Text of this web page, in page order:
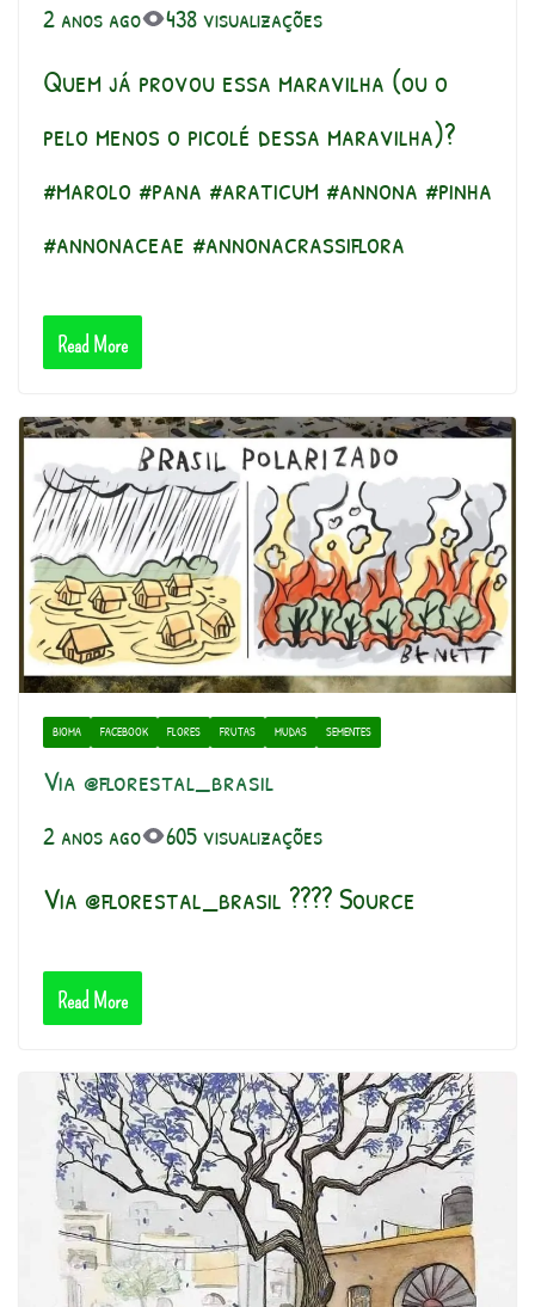
2 anos ago 438 visualizações
Quem já provou essa maravilha (ou o
pelo menos o picolé dessa maravilha)?
#marolo #pana #araticum #annona #pinha
#annonaceae #annonacrassiflora
Read More
BIOMA FACEBOOK FLORES FRUTAS MUDAS SEMENTES
Via @florestal_brasil
2 anos ago 605 visualizações
Via @florestal_brasil ???? Source
Read More